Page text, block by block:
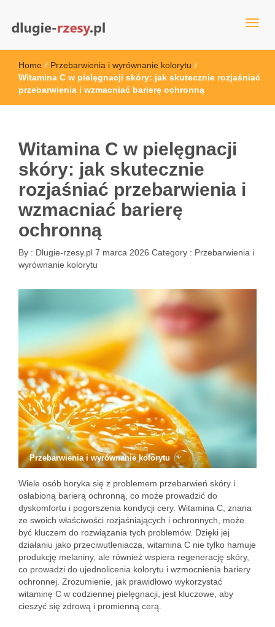
dlugie-rzesy.pl
Home / Przebarwienia i wyrównanie kolorytu /
Witamina C w pielęgnacji skóry: jak skutecznie rozjaśniać
przebarwienia i wzmacniać barierę ochronną
Witamina C w pielęgnacji
skóry: jak skutecznie
rozjaśniać przebarwienia i
wzmacniać barierę
ochronną
By : Dlugie-rzesy.pl 7 marca 2026 Category : Przebarwienia i
wyrównanie kolorytu
Przebarwienia i wyrównanie kolorytu
Wiele osób boryka się z problemem przebarwień skóry i
osłabioną barierą ochronną, co może prowadzić do
dyskomfortu i pogorszenia kondycji cery. Witamina C, znana
ze swoich właściwości rozjaśniających i ochronnych, może
być kluczem do rozwiązania tych problemów. Dzięki jej
działaniu jako przeciwutleniacza, witamina C nie tylko hamuje
produkcję melaniny, ale również wspiera regenerację skóry,
co prowadzi do ujednolicenia kolorytu i wzmocnienia bariery
ochronnej. Zrozumienie, jak prawidłowo wykorzystać
witaminę C w codziennej pielęgnacji, jest kluczowe, aby
cieszyć się zdrową i promienną cerą.